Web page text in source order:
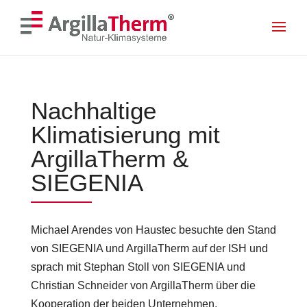
Skip To Content
<! --- Mobile Menu --- > <! --- Ende Mobile Menu --- >
Nachhaltige
Klimatisierung mit
ArgillaTherm &
SIEGENIA
Michael Arendes von Haustec besuchte den Stand
von SIEGENIA und ArgillaTherm auf der ISH und
sprach mit Stephan Stoll von SIEGENIA und
Christian Schneider von ArgillaTherm über die
Kooperation der beiden Unternehmen.